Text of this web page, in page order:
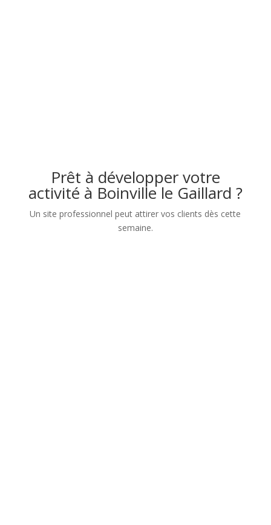
Prêt à développer votre
activité à Boinville le Gaillard ?
Un site professionnel peut attirer vos clients dès cette
semaine.